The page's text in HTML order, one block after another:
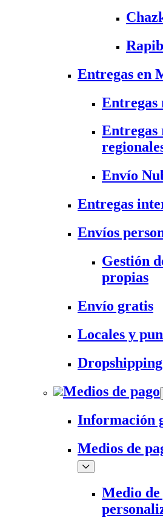
Entregas en
Entregas
Entregas
Envío
Entregas
Envíos
Gestión
propias
Envío gratis
Locales y
Dropshipping
Medios de pago
Información
Medios de
Medio de